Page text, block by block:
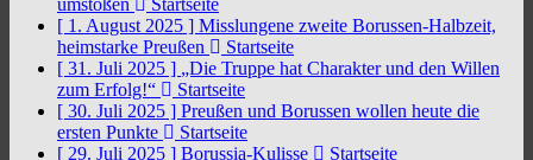
umstoßen
Startseite
[ 1. August 2025 ] Misslungene zweite Borussen-Halbzeit,
heimstarke Preußen
Startseite
[ 31. Juli 2025 ] „Die Truppe hat Charakter und den Willen
zum Erfolg!“
Startseite
[ 30. Juli 2025 ] Preußen und Borussen wollen heute die
ersten Punkte
Startseite
[ 29. Juli 2025 ] Borussia-Kulisse
Startseite